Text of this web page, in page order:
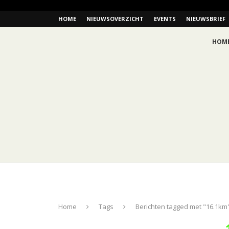
HOME NIEUWSOVERZICHT EVENTS NIEUWSBRIEF
Home Tags Berichten tagged met